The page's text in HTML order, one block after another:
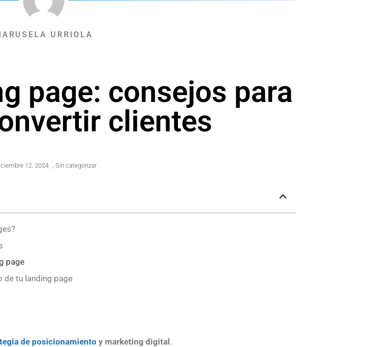
URRIOLA
page: consejos para
clientes
12, 2024 , Sin categorizar
page
de tu landing page
de posicionamiento y marketing digital.